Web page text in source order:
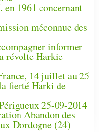
1961 concernant
méconnue des
informer
révolte Harkie
14 juillet au 25
fierté Harki de
25-09-2014
Abandon des
Dordogne (24)